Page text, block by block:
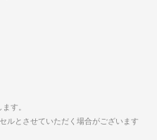
す。
ルとさせていただく場合がございます